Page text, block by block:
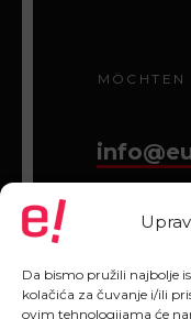
Da bismo pružili najbolje
kolačića za čuvanje i/ili
ovim tehnologijama će
MÖCHTEN